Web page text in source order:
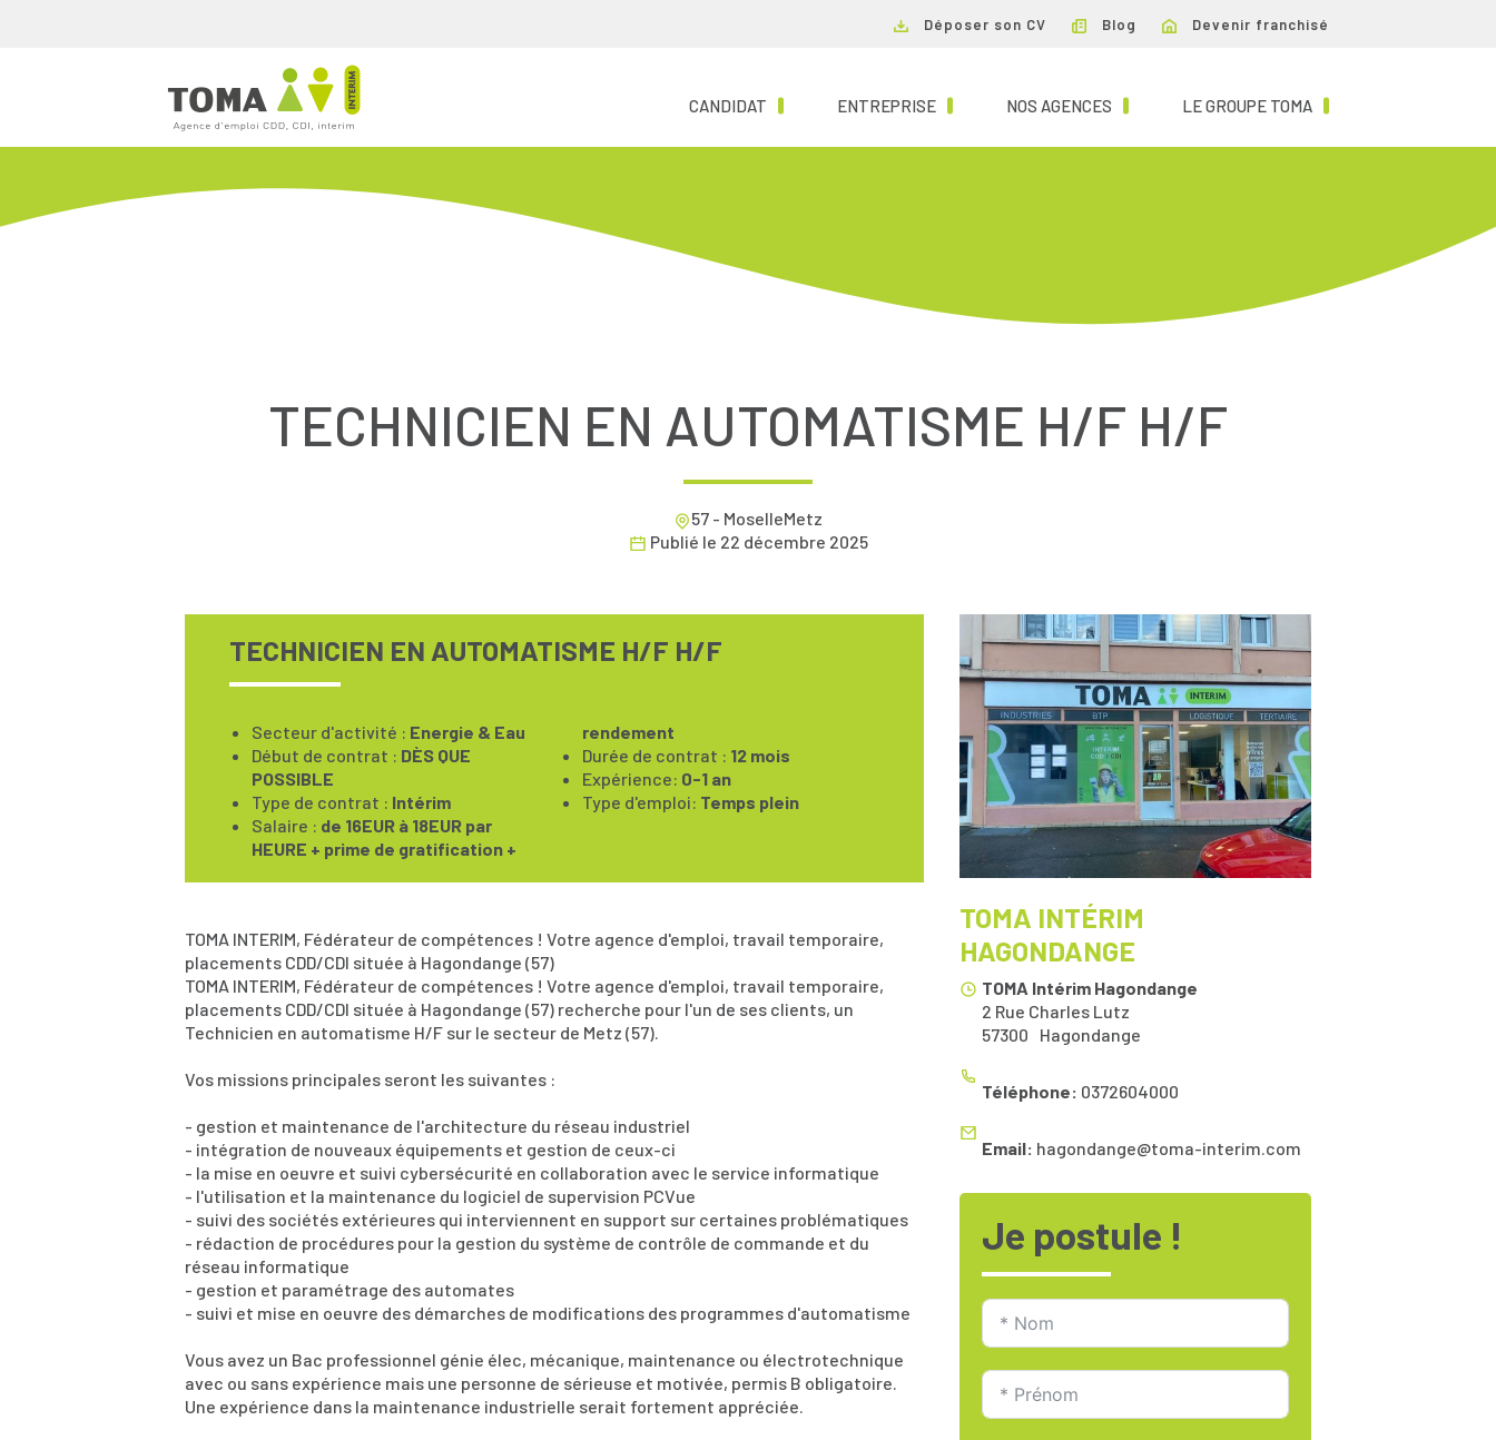
Déposer son CV Blog Devenir franchisé
CANDIDAT (CURRENT)ENTREPRISE(CURRENT)NOS AGENCES (CURRENT)LE GROUPE TOMA (CURRENT)
TECHNICIEN EN AUTOMATISME H/F H/F
57 - MoselleMetz
Publié le 22 décembre 2025
TECHNICIEN EN AUTOMATISME H/F H/F
Secteur d'activité : Energie & Eau
Début de contrat : DÈS QUE
POSSIBLE
Type de contrat : Intérim
Salaire : de 16EUR à 18EUR par
HEURE + prime de gratification +
rendement
Durée de contrat : 12 mois
Expérience: 0-1 an
Type d'emploi: Temps plein
TOMA INTERIM, Fédérateur de compétences ! Votre agence d'emploi, travail temporaire,
placements CDD/CDI située à Hagondange (57)
TOMA INTERIM, Fédérateur de compétences ! Votre agence d'emploi, travail temporaire,
placements CDD/CDI située à Hagondange (57) recherche pour l'un de ses clients, un
Technicien en automatisme H/F sur le secteur de Metz (57).
Vos missions principales seront les suivantes :
- gestion et maintenance de l'architecture du réseau industriel
- intégration de nouveaux équipements et gestion de ceux-ci
- la mise en oeuvre et suivi cybersécurité en collaboration avec le service informatique
- l'utilisation et la maintenance du logiciel de supervision PCVue
- suivi des sociétés extérieures qui interviennent en support sur certaines problématiques
- rédaction de procédures pour la gestion du système de contrôle de commande et du
réseau informatique
- gestion et paramétrage des automates
- suivi et mise en oeuvre des démarches de modifications des programmes d'automatisme
Vous avez un Bac professionnel génie élec, mécanique, maintenance ou électrotechnique
avec ou sans expérience mais une personne de sérieuse et motivée, permis B obligatoire.
Une expérience dans la maintenance industrielle serait fortement appréciée.
TOMA INTÉRIM
HAGONDANGE
TOMA Intérim Hagondange
2 Rue Charles Lutz
Hagondange
57300
Téléphone: 0372604000
Email: hagondange@toma-interim.com
Je postule !